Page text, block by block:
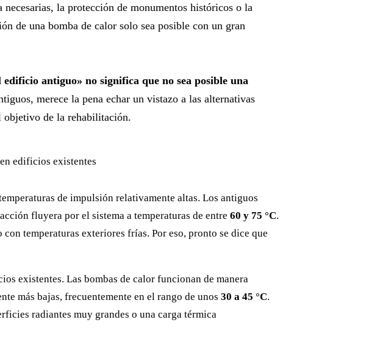
la protección de monumentos históricos o la
de una bomba de calor solo sea posible con un gran
antiguo» no significa que no sea posible una
merece la pena echar un vistazo a las alternativas
objetivo de la rehabilitación.
de impulsión relativamente altas. Los antiguos
fluyera por el sistema a temperaturas de entre60 y 75 °C.
temperaturas exteriores frías. Por eso, pronto se dice que
existentes. Las bombas de calor funcionan de manera
más bajas, frecuentemente en el rango de unos30 a 45 °C.
radiantes muy grandes o una carga térmica